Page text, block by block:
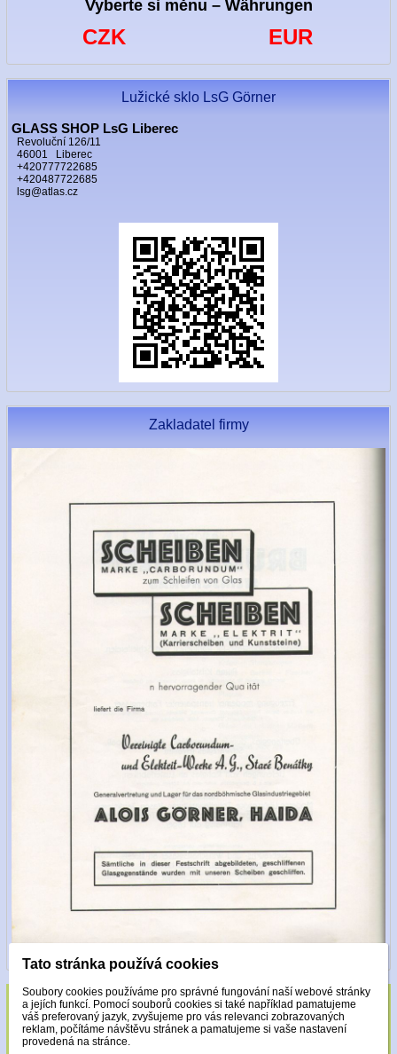
Vyberte si měnu – Währungen
CZK EUR
Lužické sklo LsG Görner
GLASS SHOP LsG Liberec
Revoluční 126/11
46001 Liberec
+420777722685
+420487722685
lsg@atlas.cz
Zakladatel firmy
Sklo zdobeno pouze krystaly Made with
Swarovski.
Tato stránka používá cookies
Soubory cookies používáme pro správné fungování naší webové stránky
a jejích funkcí. Pomocí souborů cookies si také například pamatujeme
váš preferovaný jazyk, zvyšujeme pro vás relevanci zobrazovaných
reklam, počítáme návštěvu stránek a pamatujeme si vaše nastavení
provedená na stránce.